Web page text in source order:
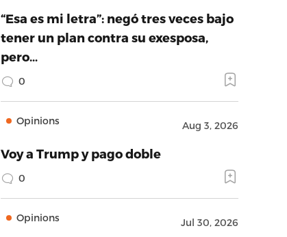
“Esa es mi letra”: negó tres veces bajo
tener un plan contra su exesposa,
pero…
0
Opinions Aug 3, 2026
Voy a Trump y pago doble
0
Opinions Jul 30, 2026